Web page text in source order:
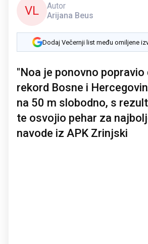
VL
Autor
Arijana Beus
Dodaj Večernji list među omiljene
"Noa je ponovno popravio
rekord Bosne i
na 50 m slobodno, s
te osvojio pehar za
navode iz APK Zrinjski